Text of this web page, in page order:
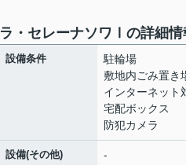
ラ・セレーナソワⅠの詳細情
設備条件
駐輪場
敷地内ごみ置き
インターネット
宅配ボックス
防犯カメラ
設備(その他) -